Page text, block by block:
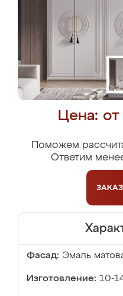
Цена:
Поможем
Ответим
Фасад: Эмаль
Изготовление: 10-